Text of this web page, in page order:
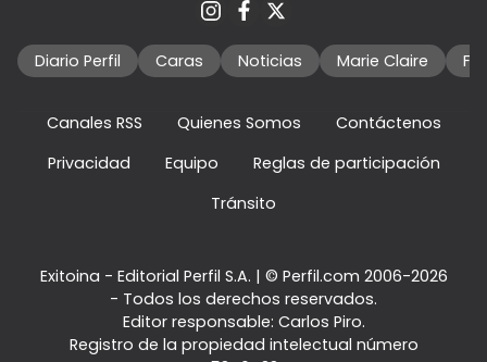
Diario Perfil Caras Noticias Marie Claire
Canales RSS Quienes Somos
Contáctenos
Privacidad
Equipo
Reglas de participación
Tránsito
Exitoina - Editorial Perfil S.A. | © Perfil.com 2006-2026
- Todos los derechos reservados.
Editor responsable: Carlos Piro.
Registro de la propiedad intelectual número